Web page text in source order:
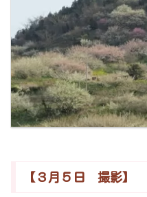
【３月５日 撮影】